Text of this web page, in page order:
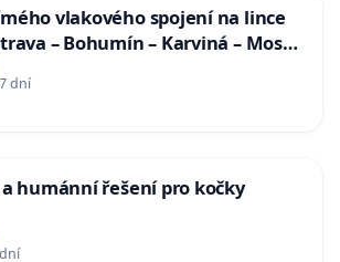
vlakového spojení na lince
– Bohumín – Karviná – Mosty
dní
humánní řešení pro kočky